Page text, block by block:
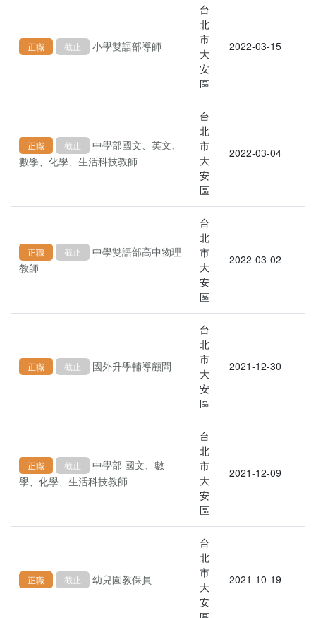
正職 截止 小學雙語部導師
台
北
市
大
安
區
2022-03-15
正職 截止
中學部國文、英文、
數學、化學、生活科技教師
台
北
市
大
安
區
2022-03-04
正職 截止
中學雙語部高中物理
教師
台
北
市
大
安
區
2022-03-02
正職 截止 國外升學輔導顧問
台
北
市
大
安
區
2021-12-30
正職 截止
中學部 國文、數
學、化學、生活科技教師
台
北
市
大
安
區
2021-12-09
正職 截止 幼兒園教保員
台
北
市
大
安
2021-10-19